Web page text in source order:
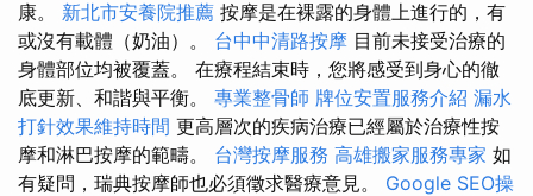
康。 新北市安養院推薦 按摩是在裸露的身體上進行的，有
或沒有載體（奶油）。 台中中清路按摩 目前未接受治療的
身體部位均被覆蓋。 在療程結束時，您將感受到身心的徹
底更新、和諧與平衡。 專業整骨師 牌位安置服務介紹 漏水
打針效果維持時間 更高層次的疾病治療已經屬於治療性按
摩和淋巴按摩的範疇。 台灣按摩服務 高雄搬家服務專家 如
有疑問，瑞典按摩師也必須徵求醫療意見。 Google SEO操